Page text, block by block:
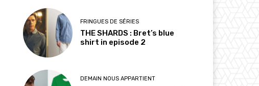
FRINGUES DE SÉRIES
THE SHARDS : Bret’s blue
shirt in episode 2
DEMAIN NOUS APPARTIENT